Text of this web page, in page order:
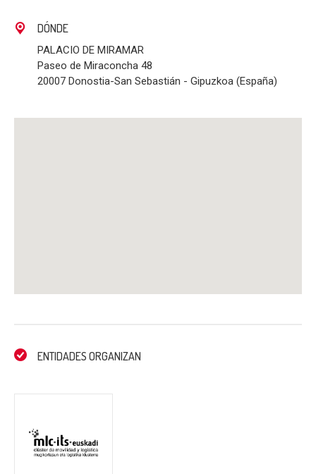
DÓNDE
PALACIO DE MIRAMAR
Paseo de Miraconcha 48
20007 Donostia-San Sebastián - Gipuzkoa (España)
ENTIDADES ORGANIZAN